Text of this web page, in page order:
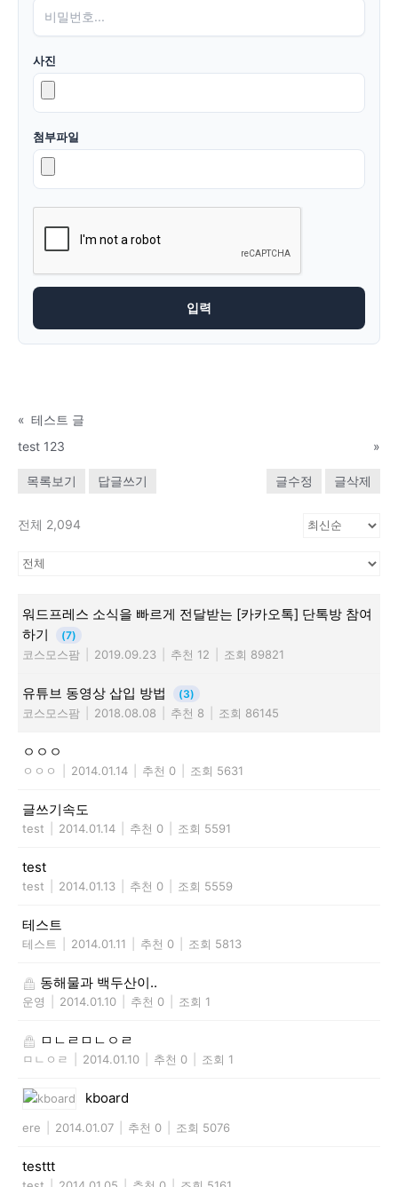
사진
첨부파일
« 테스트 글
test 123
»
목록보기 답글쓰기 글수정 글삭제
전체 2,094
워드프레스 소식을 빠르게 전달받는 [카카오톡] 단톡방 참여
하기
(7)
코스모스팜 2019.09.23 추천 12 조회 89821
유튜브 동영상 삽입 방법 (3)
코스모스팜 2018.08.08 추천 8 조회 86145
ㅇㅇㅇ
ㅇㅇㅇ 2014.01.14 추천 0 조회 5631
글쓰기속도
test 2014.01.14 추천 0 조회 5591
test
test 2014.01.13 추천 0 조회 5559
테스트
테스트 2014.01.11 추천 0 조회 5813
동해물과 백두산이..
운영 2014.01.10 추천 0 조회 1
ㅁㄴㄹㅁㄴㅇㄹ
ㅁㄴㅇㄹ 2014.01.10 추천 0 조회 1
kboard
ere 2014.01.07 추천 0 조회 5076
testtt